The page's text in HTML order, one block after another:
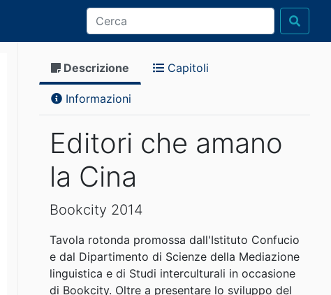
Descrizione Capitoli
Informazioni
Editori che amano
la Cina
Bookcity 2014
Tavola rotonda promossa dall'Istituto Confucio
e dal Dipartimento di Scienze della Mediazione
linguistica e di Studi interculturali in occasione
di Bookcity. Oltre a presentare lo sviluppo del